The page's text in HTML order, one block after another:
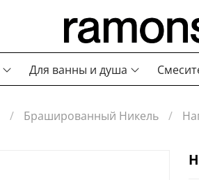
Для ванны и душа
Брашированный Никель